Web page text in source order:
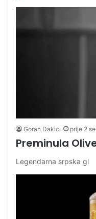
Goran Dakic prije 2
Preminula
Legendarna srpska gl